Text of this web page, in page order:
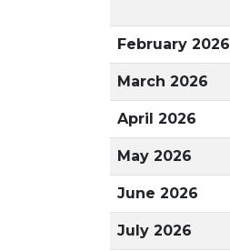
February 2026
March 2026
April 2026
May 2026
June 2026
July 2026